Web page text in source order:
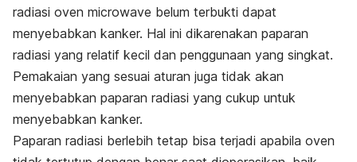
radiasi oven microwave belum terbukti dapat
menyebabkan kanker. Hal ini dikarenakan paparan
radiasi yang relatif kecil dan penggunaan yang singkat.
Pemakaian yang sesuai aturan juga tidak akan
menyebabkan paparan radiasi yang cukup untuk
menyebabkan kanker.
Paparan radiasi berlebih tetap bisa terjadi apabila oven